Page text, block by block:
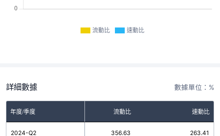
流動比 速動比
詳細數據 數據單位：%
年度/季度 流動比 速動比
2024-Q2 356.63 263.41